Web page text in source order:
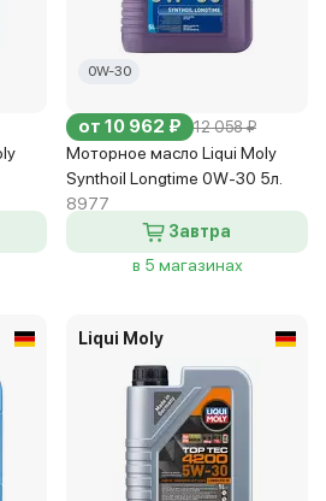
0W-30
от 10 962 ₽ 12 058 ₽
Моторное масло Liqui Moly
Synthoil Longtime 0W-30 5л.
8977
Завтра
в 5 магазинах
Liqui Moly